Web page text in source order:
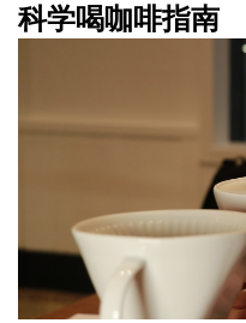
科学喝咖啡指南